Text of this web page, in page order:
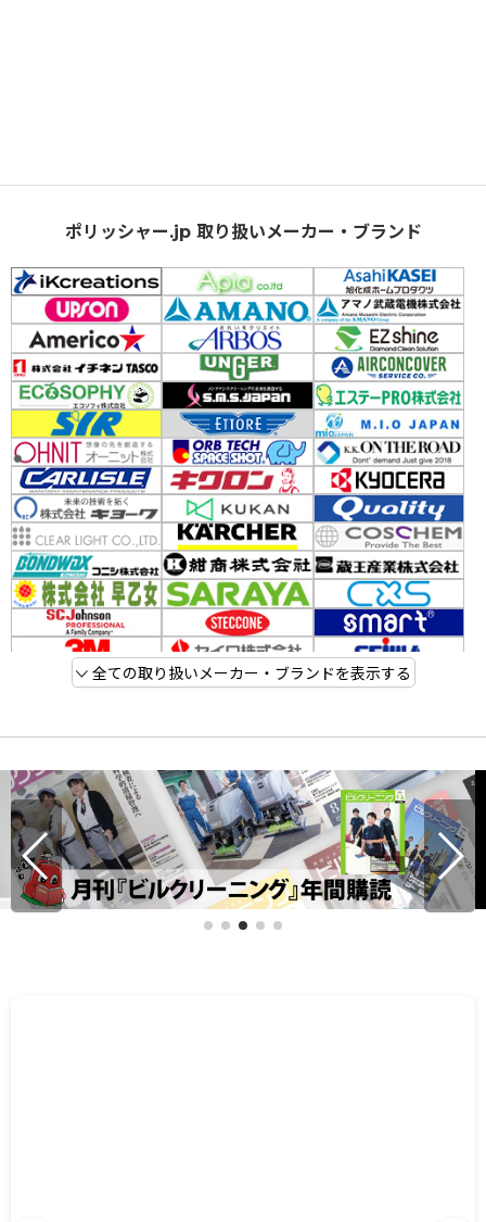
ポリッシャー.jp 取り扱いメーカー・ブランド
全ての取り扱いメーカー・ブランドを表示する